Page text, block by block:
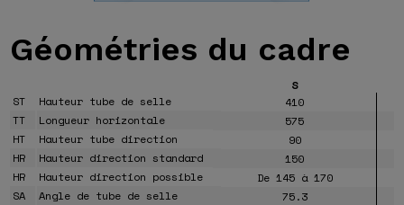
Géométries du cadre
S
ST
Hauteur tube de selle
410
TT
Longueur horizontale
575
HT
Hauteur tube direction
90
HR
Hauteur direction standard
150
HR
Hauteur direction possible
De 145 à 170
SA
Angle de tube de selle
75.3